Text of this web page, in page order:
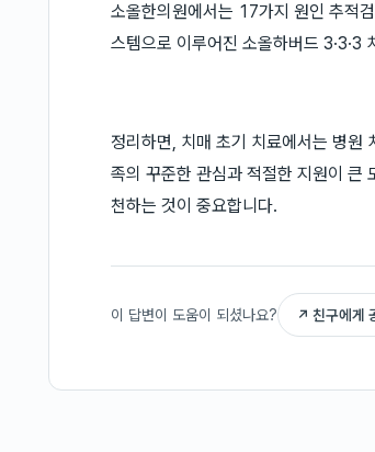
소올한의원에서는 17가지 원인 추적
스템으로 이루어진 소올하버드 3·3·3
정리하면, 치매 초기 치료에서는 병원
족의 꾸준한 관심과 적절한 지원이 큰
천하는 것이 중요합니다.
이 답변이 도움이 되셨나요? ↗ 친구에게